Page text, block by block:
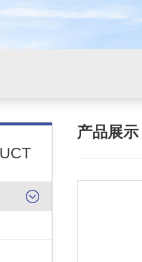
产品展示